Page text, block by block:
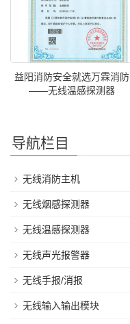
益阳消防安全就选万霖消防
——无线温感探测器
导航栏目
无线消防主机
无线烟感探测器
无线温感探测器
无线声光报警器
无线手报/消报
无线输入输出模块